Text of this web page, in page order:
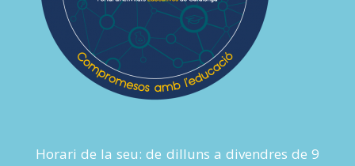
Horari de la seu: de dilluns a divendres de 9